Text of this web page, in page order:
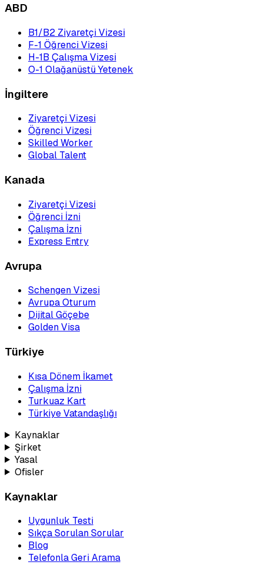
ABD
B1/B2 Ziyaretçi Vizesi
F-1 Öğrenci Vizesi
H-1B Çalışma Vizesi
O-1 Olağanüstü Yetenek
İngiltere
Ziyaretçi Vizesi
Öğrenci Vizesi
Skilled Worker
Global Talent
Kanada
Ziyaretçi Vizesi
Öğrenci İzni
Çalışma İzni
Express Entry
Avrupa
Schengen Vizesi
Avrupa Oturum
Dijital Göçebe
Golden Visa
Türkiye
Kısa Dönem İkamet
Çalışma İzni
Turkuaz Kart
Türkiye Vatandaşlığı
Kaynaklar
Şirket
Yasal
Ofisler
Kaynaklar
Uygunluk Testi
Sıkça Sorulan Sorular
Blog
Telefonla Geri Arama